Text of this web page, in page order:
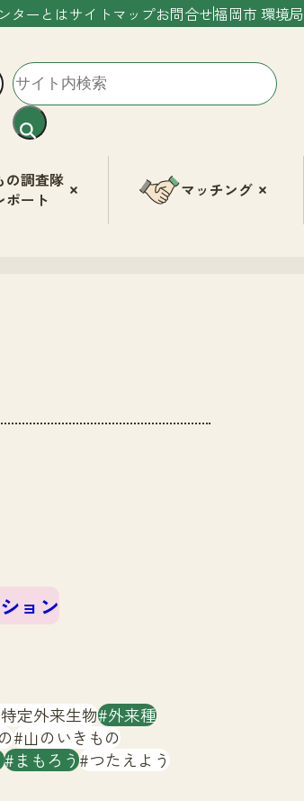
ターとはサイトマップお問合せ福岡市 環境局
の調査隊
ポート
マッチング
ョン
特定外来生物 外来種
山のいきもの
まもろう つたえよう